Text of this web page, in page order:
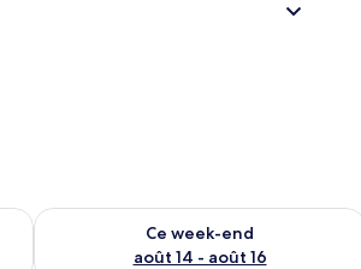
10 - août 11
Ce week-end
août 14 - août 16
Vérifier la disponibilité pour ce week-